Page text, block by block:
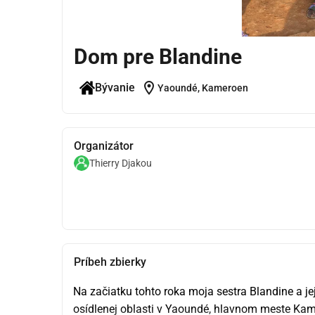
Dom pre Blandine
Bývanie location_on Yaoundé, Kameroen
Organizátor
Thierry Djakou
Príbeh zbierky
Na začiatku tohto roka moja sestra Blandine a
osídlenej oblasti v Yaoundé, hlavnom meste